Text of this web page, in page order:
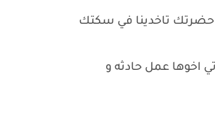
تاخدينا في سكتك
اخوها عمل حادثه و